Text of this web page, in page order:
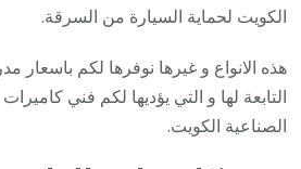
الكويت لحماية السيارة من السرقة.
هذه الانواع و غيرها نوفرها لكم باسعار
التابعة لها و التي يؤديها لكم فني
الصناعية الكويت.